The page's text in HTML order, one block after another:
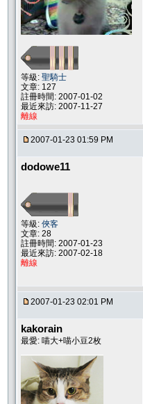
等級: 聖騎士
文章: 127
註冊時間: 2007-01-02
最近來訪: 2007-11-27
離線
2007-01-23 01:59 PM
dodowe11
等級: 俠客
文章: 28
註冊時間: 2007-01-23
最近來訪: 2007-02-18
離線
2007-01-23 02:01 PM
kakorain
最愛: 喵大+喵小豆2枚